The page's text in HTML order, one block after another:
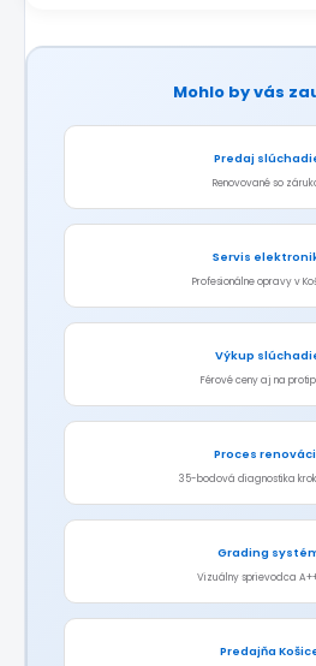
Mohlo by vás
Predaj
Renovované so
Servis
Profesionálne opravy v
Výkup
Férové ceny aj na
Proces
35-bodová diagnostika krok
Grading
Vizuálny sprievodca
Predajňa